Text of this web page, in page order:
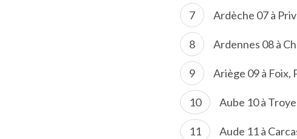
Ardèche 07 à
Ardennes 08 à
Ariège 09 à Foix,
Aube 10 à
Aude 11 à